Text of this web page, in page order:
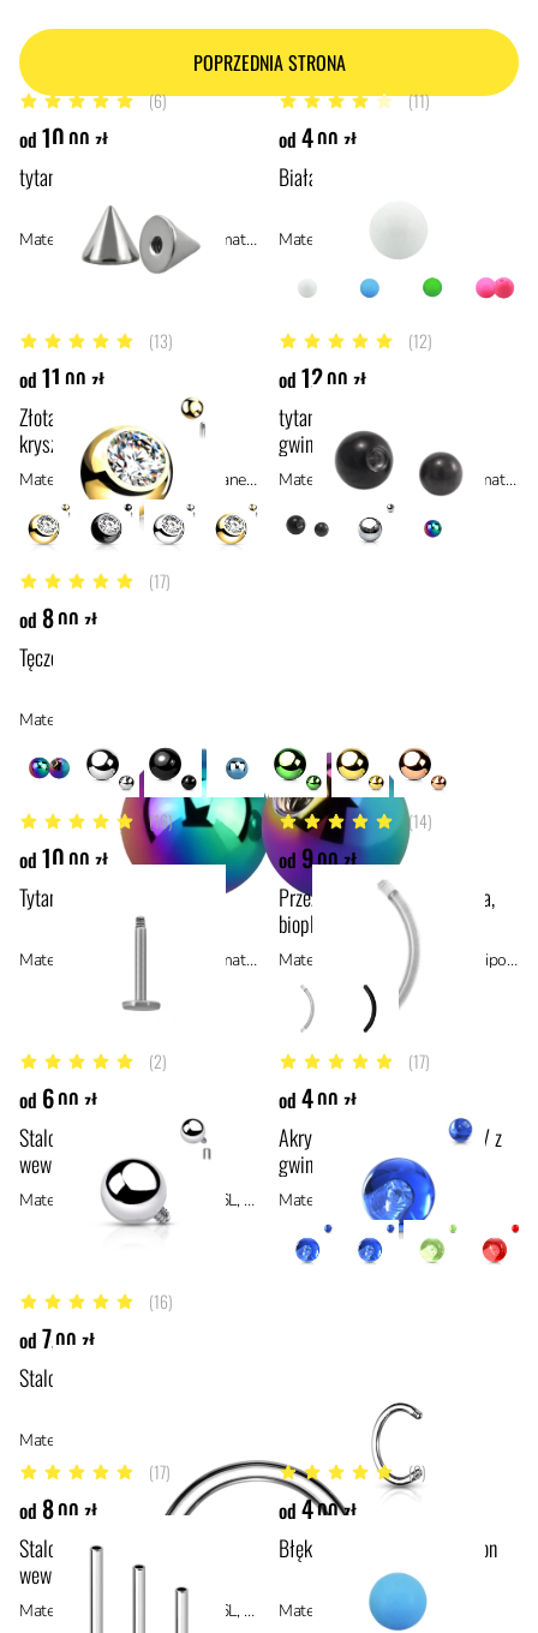
POPRZEDNIA STRONA
5 z 5 gwiazdek
(6)
od 10,00 zł
tytanowy kolec z gwintem
Materiał: tytan ASTM F136, materiały hipoalergiczne
4 z 5 gwiazdek (11)
od 4,00 zł
Biała, akrylowa kulka
Materiał: akryl
4.9 z 5 gwiazdek (13)
od 11 ,00 zł
Złota kulka z białym
kryształkiem
Materiał: stal anodowana tytanem, stal
4.9 z 5 gwiazdek (12)
od 12,00 zł
tytanowa czarna kulka z
gwintem
Materiał: tytan ASTM F136, materiały hipoalergiczne
4.9 z 5 gwiazdek (17)
od 8,00 zł
Tęczowa kulka ze stali
Materiał: stal z powłoką PVD, stal
5 z 5 gwiazdek (16)
od 10,00 zł
Tytanowy labret
Materiał: tytan ASTM F136, materiały hipoalergiczne
4.9 z 5 gwiazdek (14)
od 9,00 zł
Przeźroczysty pręt do banana,
bioplast
Materiał: bioplast, materiały hipoalergiczne
5 z 5 gwiazdek (2)
od 6,00 zł
Stalowa kulka z gwintem
wewnętrznym
Materiał: stal chirurgiczna 316L, stal
4.6 z 5 gwiazdek (17)
od 4,00 zł
Akrylowa niebieska kulka UV z
gwintem
Materiał: akryl
4.9 z 5 gwiazdek (16)
od 7,00 zł
Stalowy pręcik od podkówki
Materiał: stal chirurgiczna 316L, stal
4.8 z 5 gwiazdek (17)
od 8,00 zł
Stalowy labret z gwintem
wewnętrznym
Materiał: stal chirurgiczna 316L, stal
5 z 5 gwiazdek (9)
od 4,00 zł
Błękitna, akrylowa kulka Neon
Materiał: akryl